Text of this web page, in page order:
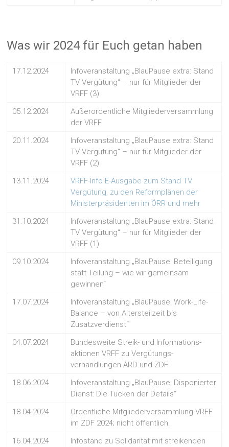
Was wir 2024 für Euch getan haben
17.12.2024
Infoveranstaltung „BlauPause extra: Stand
TV Vergütung“ – nur für Mitglieder der
VRFF (3)
05.12.2024
Außerordentliche Mitgliederversammlung
der VRFF
20.11.2024
Infoveranstaltung „BlauPause extra: Stand
TV Vergütung“ – nur für Mitglieder der
VRFF (2)
13.11.2024
VRFF-Info E-Ausgabe zum Stand TV
Vergütung, zu den Reformplänen der
Ministerpräsidenten im ÖRR und mehr
31.10.2024
Infoveranstaltung „BlauPause extra: Stand
TV Vergütung“ – nur für Mitglieder der
VRFF (1)
09.10.2024
Infoveranstaltung „BlauPause: Beteiligung
statt Teilung – wie wir gemeinsam
gewinnen“
17.07.2024
Infoveranstaltung „BlauPause: Work-Life-
Balance – von Altersteilzeit bis
Zusatzverdienst“
04.07.2024
Bundesweite Streik- und Informations-
aktionen VRFF zu Vergütungs-
verhandlungen ARD und ZDF.
18.06.2024
Infoveranstaltung „BlauPause: Disponierter
Dienst: Die Tücken der Details“
18.04.2024
Ordentliche Mitgliederversammlung VRFF
im ZDF 2024; nicht öffentlich.
16.04.2024
Infostand zu Solidarität mit streikenden